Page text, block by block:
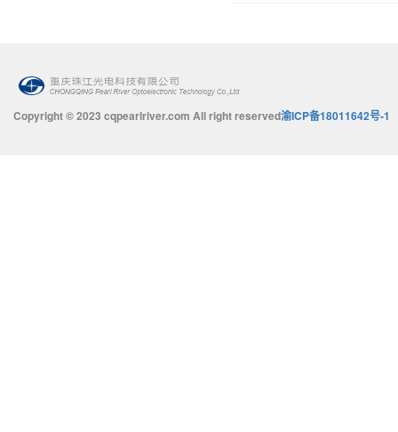
Copyright © 2023 cqpearlriver.com All right reserved渝ICP备18011642号-1